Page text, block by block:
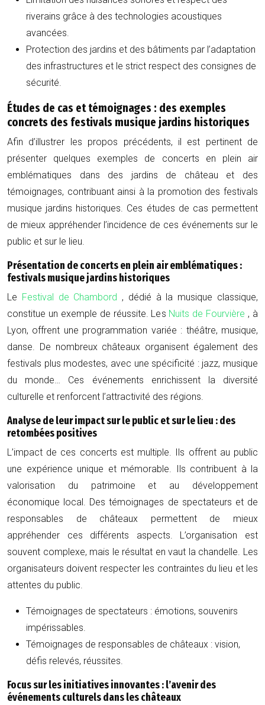
riverains grâce à des technologies acoustiques
avancées.
Protection des jardins et des bâtiments par l’adaptation
des infrastructures et le strict respect des consignes de
sécurité.
Études de cas et témoignages : des exemples
concrets des festivals musique jardins historiques
Afin d’illustrer les propos précédents, il est pertinent de
présenter quelques exemples de concerts en plein air
emblématiques dans des jardins de château et des
témoignages, contribuant ainsi à la promotion des festivals
musique jardins historiques. Ces études de cas permettent
de mieux appréhender l’incidence de ces événements sur le
public et sur le lieu.
Présentation de concerts en plein air emblématiques :
festivals musique jardins historiques
Le Festival de Chambord , dédié à la musique classique,
constitue un exemple de réussite. Les Nuits de Fourvière , à
Lyon, offrent une programmation variée : théâtre, musique,
danse. De nombreux châteaux organisent également des
festivals plus modestes, avec une spécificité : jazz, musique
du monde… Ces événements enrichissent la diversité
culturelle et renforcent l’attractivité des régions.
Analyse de leur impact sur le public et sur le lieu : des
retombées positives
L’impact de ces concerts est multiple. Ils offrent au public
une expérience unique et mémorable. Ils contribuent à la
valorisation du patrimoine et au développement
économique local. Des témoignages de spectateurs et de
responsables de châteaux permettent de mieux
appréhender ces différents aspects. L’organisation est
souvent complexe, mais le résultat en vaut la chandelle. Les
organisateurs doivent respecter les contraintes du lieu et les
attentes du public.
Témoignages de spectateurs : émotions, souvenirs
impérissables.
Témoignages de responsables de châteaux : vision,
défis relevés, réussites.
Focus sur les initiatives innovantes : l’avenir des
événements culturels dans les châteaux